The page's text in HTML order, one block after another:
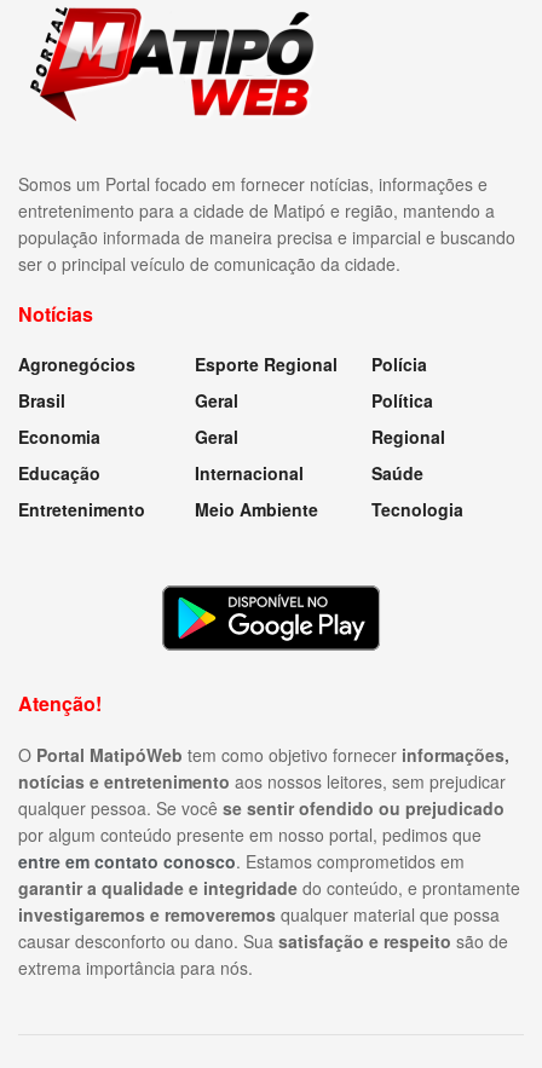
Somos um Portal focado em fornecer notícias, informações e
entretenimento para a cidade de Matipó e região, mantendo a
população informada de maneira precisa e imparcial e buscando
ser o principal veículo de comunicação da cidade.
Notícias
Agronegócios
Brasil
Economia
Educação
Entretenimento
Esporte Regional
Geral
Geral
Internacional
Meio Ambiente
Polícia
Política
Regional
Saúde
Tecnologia
Atenção!
O Portal MatipóWeb tem como objetivo fornecer informações,
notícias e entretenimento aos nossos leitores, sem prejudicar
qualquer pessoa. Se você se sentir ofendido ou prejudicado
por algum conteúdo presente em nosso portal, pedimos que
entre em contato conosco. Estamos comprometidos em
garantir a qualidade e integridade do conteúdo, e prontamente
investigaremos e removeremos qualquer material que possa
causar desconforto ou dano. Sua satisfação e respeito são de
extrema importância para nós.